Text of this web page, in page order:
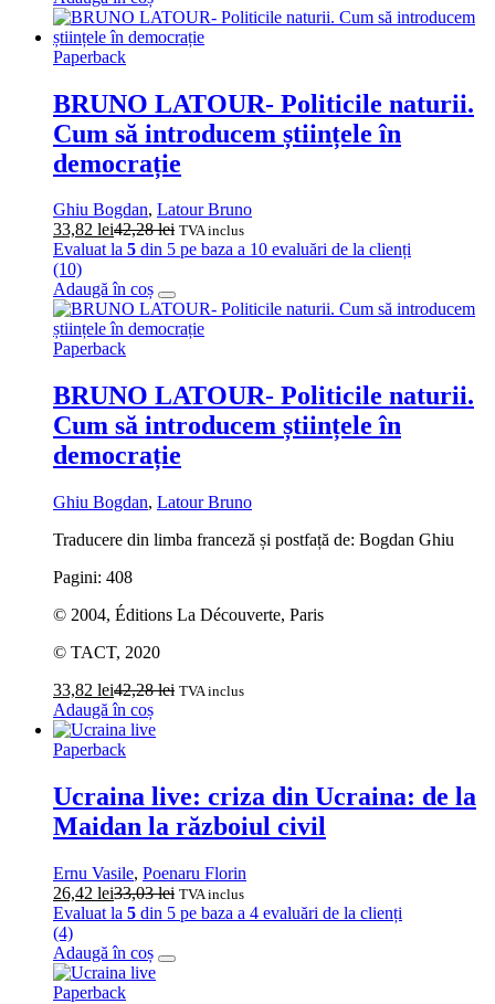
Paperback
BRUNO LATOUR- Politicile naturii.
Cum să introducem științele în
democrație
Ghiu Bogdan, Latour Bruno
33,82 lei42,28lei TVA inclus
Evaluat la 5 din 5 pe baza a 10 evaluări de la clienți
(10)
Adaugă în coș
Paperback
BRUNO LATOUR- Politicile naturii.
Cum să introducem științele în
democrație
Ghiu Bogdan, Latour Bruno
Traducere din limba franceză și postfață de: Bogdan Ghiu
Pagini: 408
© 2004, Éditions La Découverte, Paris
© TACT, 2020
33,82 lei42,28lei TVA inclus
Adaugă în coș
Paperback
Ucraina live: criza din Ucraina: de la
Maidan la războiul civil
Ernu Vasile, Poenaru Florin
26,42 lei33,03lei TVA inclus
Evaluat la 5 din 5 pe baza a 4 evaluări de la clienți
(4)
Adaugă în coș
Paperback